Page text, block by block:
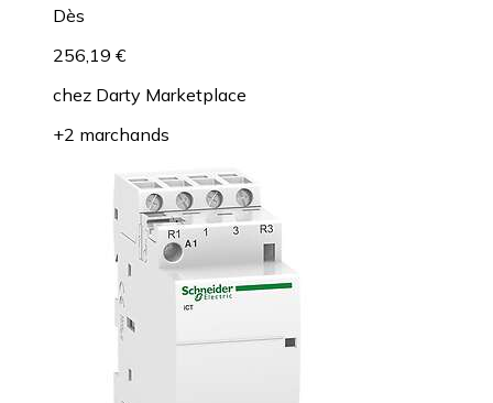
Dès
256,19 €
chez Darty Marketplace
+2 marchands